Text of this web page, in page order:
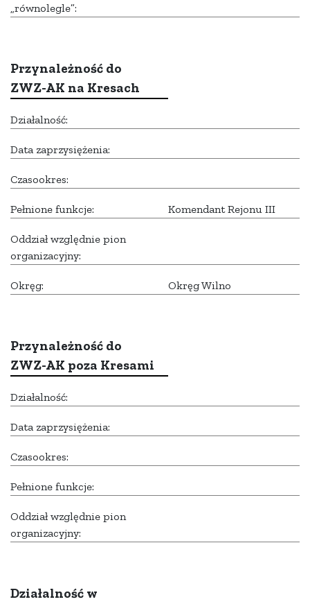
„równolegle”:
Przynależność do
ZWZ-AK na Kresach
Działalność:
Data zaprzysiężenia:
Czasookres:
Pełnione funkcje: Komendant Rejonu III
Oddział względnie pion
organizacyjny:
Okręg: Okręg Wilno
Przynależność do
ZWZ-AK poza Kresami
Działalność:
Data zaprzysiężenia:
Czasookres:
Pełnione funkcje:
Oddział względnie pion
organizacyjny:
Działalność w